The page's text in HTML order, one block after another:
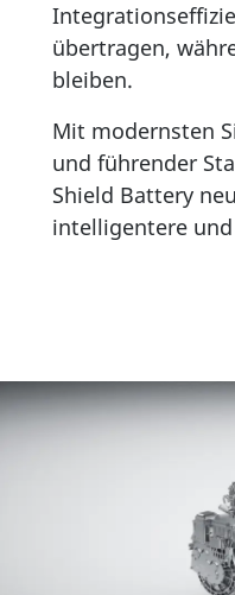
übertragen,
bleiben.
Mit modernsten
und führender
Shield Battery
intelligentere